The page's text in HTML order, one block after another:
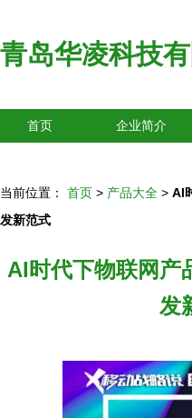
青岛华凌科技
首页 企业简介
当前位置： 首页 > 产品大全 > AI
发新范式
AI时代下物联网产
发